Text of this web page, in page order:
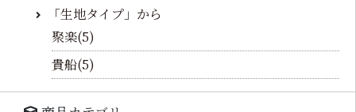
「生地タイプ」から
聚楽(5)
貴船(5)